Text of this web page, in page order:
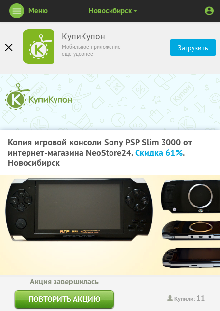
КупиКупон
Мобильное приложение
ещё удобнее
Загрузить
Меню Новосибирск
Копия игровой консоли Sony PSP Slim 3000 от
интернет-магазина NeoStore24.Скидка 61%.
Новосибирск
Купили: 11
Акция завершилась
ПОВТОРИТЬ АКЦИЮ